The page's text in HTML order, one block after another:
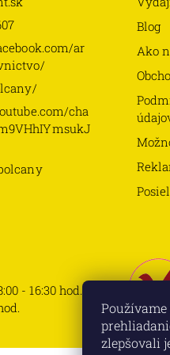
ar
cha
Blog
Ako
- 16:30 hod.
zlepšovali